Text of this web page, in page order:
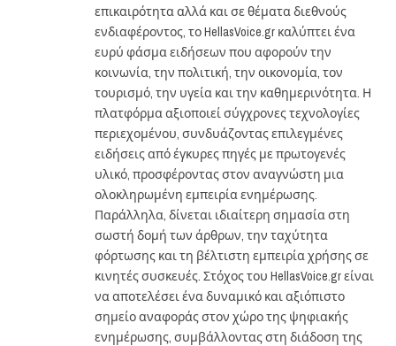
επικαιρότητα αλλά και σε θέματα διεθνούς
ενδιαφέροντος, το HellasVoice.gr καλύπτει ένα
ευρύ φάσμα ειδήσεων που αφορούν την
κοινωνία, την πολιτική, την οικονομία, τον
τουρισμό, την υγεία και την καθημερινότητα. Η
πλατφόρμα αξιοποιεί σύγχρονες τεχνολογίες
περιεχομένου, συνδυάζοντας επιλεγμένες
ειδήσεις από έγκυρες πηγές με πρωτογενές
υλικό, προσφέροντας στον αναγνώστη μια
ολοκληρωμένη εμπειρία ενημέρωσης.
Παράλληλα, δίνεται ιδιαίτερη σημασία στη
σωστή δομή των άρθρων, την ταχύτητα
φόρτωσης και τη βέλτιστη εμπειρία χρήσης σε
κινητές συσκευές. Στόχος του HellasVoice.gr είναι
να αποτελέσει ένα δυναμικό και αξιόπιστο
σημείο αναφοράς στον χώρο της ψηφιακής
ενημέρωσης, συμβάλλοντας στη διάδοση της